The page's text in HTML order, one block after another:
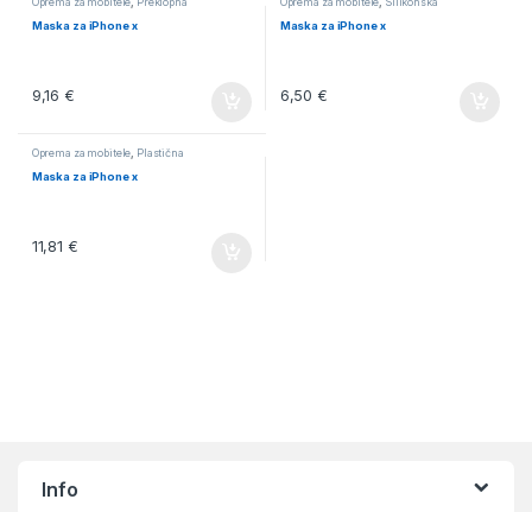
Maska za iPhone x
9,16 €
Maska za iPhone x
6,50 €
Oprema za mobitele, Plastična
Maska za iPhone x
11,81 €
Info